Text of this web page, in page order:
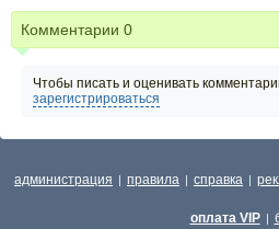
Комментарии 0
Чтобы писать и оценивать
зарегистрироваться
администрация | правила | справка |
оплата VIP |